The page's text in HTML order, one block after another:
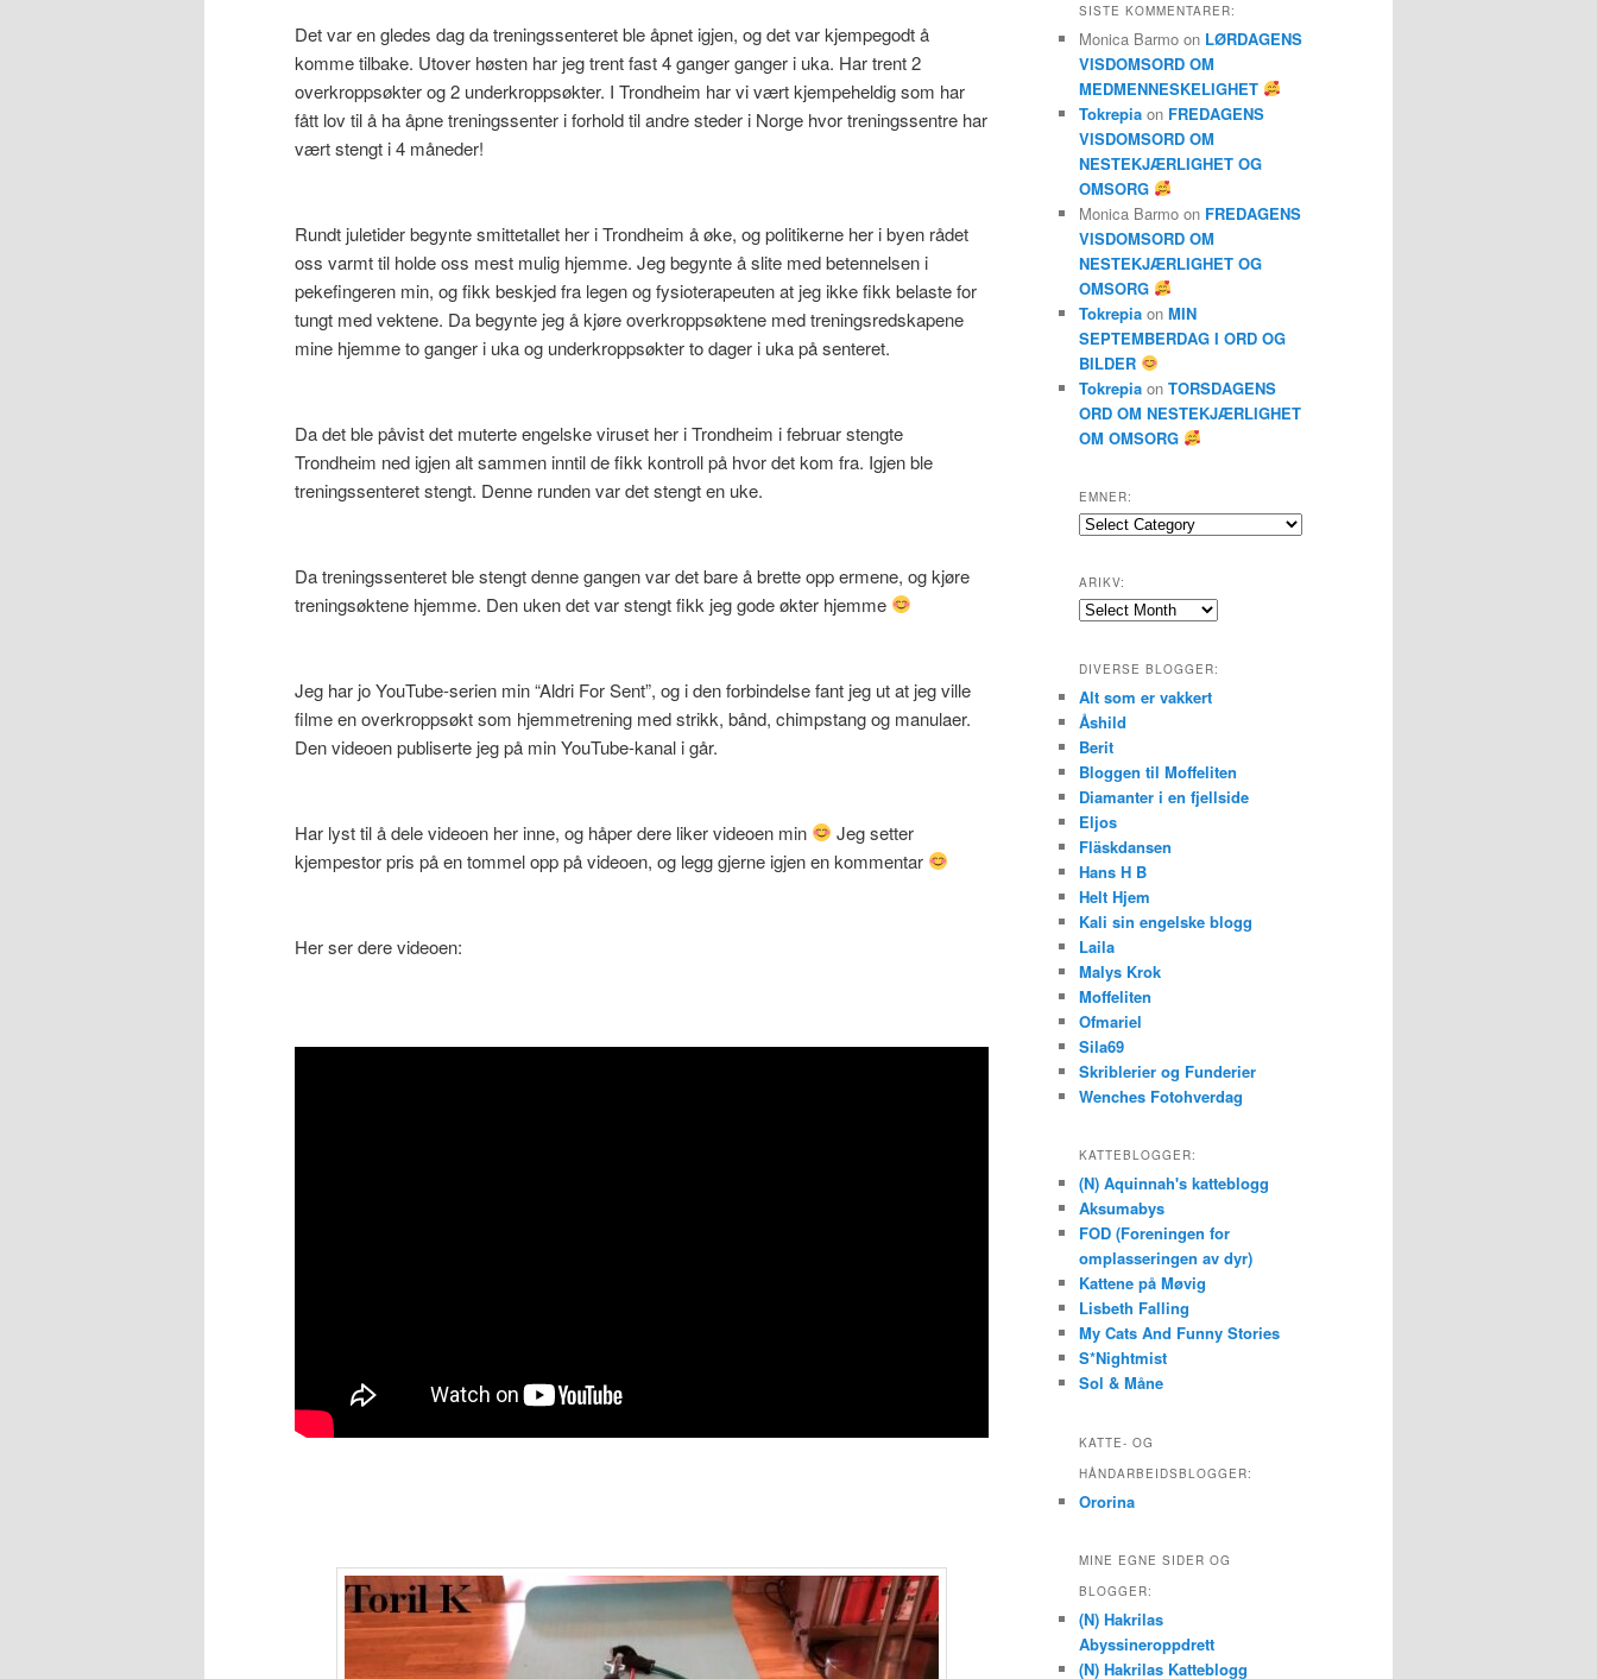
Det var en gledes dag da treningssenteret ble åpnet igjen, og det var kjempegodt å
komme tilbake. Utover høsten har jeg trent fast 4 ganger ganger i uka. Har trent 2
overkroppsøkter og 2 underkroppsøkter. I Trondheim har vi vært kjempeheldig som har
fått lov til å ha åpne treningssenter i forhold til andre steder i Norge hvor treningssentre har
vært stengt i 4 måneder!
Rundt juletider begynte smittetallet her i Trondheim å øke, og politikerne her i byen rådet
oss varmt til holde oss mest mulig hjemme. Jeg begynte å slite med betennelsen i
pekefingeren min, og fikk beskjed fra legen og fysioterapeuten at jeg ikke fikk belaste for
tungt med vektene. Da begynte jeg å kjøre overkroppsøktene med treningsredskapene
mine hjemme to ganger i uka og underkroppsøkter to dager i uka på senteret.
Da det ble påvist det muterte engelske viruset her i Trondheim i februar stengte
Trondheim ned igjen alt sammen inntil de fikk kontroll på hvor det kom fra. Igjen ble
treningssenteret stengt. Denne runden var det stengt en uke.
Da treningssenteret ble stengt denne gangen var det bare å brette opp ermene, og kjøre
treningsøktene hjemme. Den uken det var stengt fikk jeg gode økter hjemme
Jeg har jo YouTube-serien min “Aldri For Sent”, og i den forbindelse fant jeg ut at jeg ville
filme en overkroppsøkt som hjemmetrening med strikk, bånd, chimpstang og manulaer.
Den videoen publiserte jeg på min YouTube-kanal i går.
Har lyst til å dele videoen her inne, og håper dere liker videoen min
Jeg setter
kjempestor pris på en tommel opp på videoen, og legg gjerne igjen en kommentar
Her ser dere videoen:
SISTE KOMMENTARER:
Monica Barmo on LØRDAGENS
VISDOMSORD OM
MEDMENNESKELIGHET
Tokrepia on FREDAGENS
VISDOMSORD OM
NESTEKJÆRLIGHET OG
OMSORG
Monica Barmo on FREDAGENS
VISDOMSORD OM
NESTEKJÆRLIGHET OG
OMSORG
Tokrepia on MIN
SEPTEMBERDAG I ORD OG
BILDER
Tokrepia on TORSDAGENS
ORD OM NESTEKJÆRLIGHET
OM OMSORG
EMNER:
Emner:
ARIKV:
Arikv:
DIVERSE BLOGGER:
Alt som er vakkert
Åshild
Berit
Bloggen til Moffeliten
Diamanter i en fjellside
Eljos
Fläskdansen
Hans H B
Helt Hjem
Kali sin engelske blogg
Laila
Malys Krok
Moffeliten
Ofmariel
Sila69
Skriblerier og Funderier
Wenches Fotohverdag
KATTEBLOGGER:
(N) Aquinnah's katteblogg
Aksumabys
FOD (Foreningen for
omplasseringen av dyr)
Kattene på Møvig
Lisbeth Falling
My Cats And Funny Stories
S*Nightmist
Sol & Måne
KATTE- OG
HÅNDARBEIDSBLOGGER:
Ororina
MINE EGNE SIDER OG
BLOGGER:
(N) Hakrilas
Abyssineroppdrett
(N) Hakrilas Katteblogg